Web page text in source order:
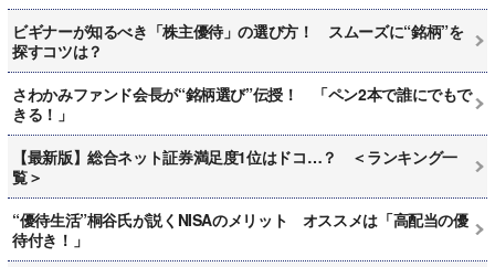
ビギナーが知るべき「株主優待」の選び方！ スムーズに“銘柄”を
探すコツは？
さわかみファンド会長が“銘柄選び”伝授！ 「ペン2本で誰にでもで
きる！」
【最新版】総合ネット証券満足度1位はドコ…？ ＜ランキング一
覧＞
“優待生活”桐谷氏が説くNISAのメリット オススメは「高配当の優
待付き！」